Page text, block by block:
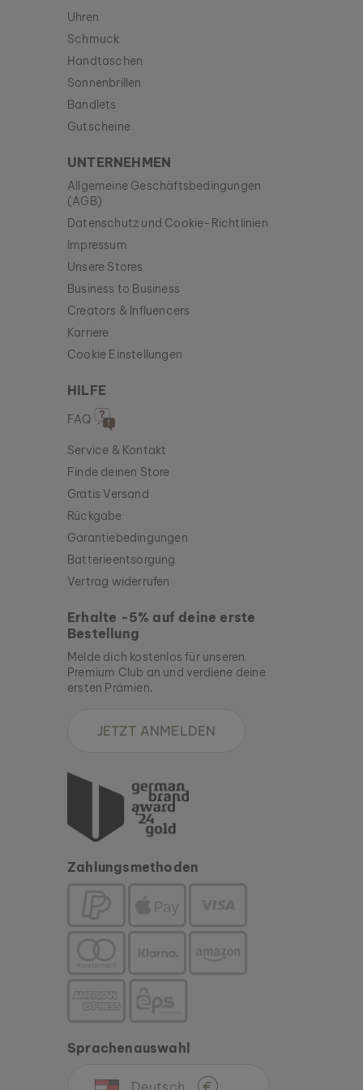
Uhren
Schmuck
Handtaschen
Sonnenbrillen
Bandlets
Gutscheine
UNTERNEHMEN
Allgemeine Geschäftsbedingungen
(AGB)
Datenschutz und Cookie-Richtlinien
Impressum
Unsere Stores
Business to Business
Creators & Influencers
Karriere
Cookie Einstellungen
HILFE
FAQ
Service & Kontakt
Finde deinen Store
Gratis Versand
Rückgabe
Garantiebedingungen
Batterieentsorgung
Vertrag widerrufen
Erhalte -5% auf deine erste
Bestellung
Melde dich kostenlos für unseren
Premium Club an und verdiene deine
ersten Prämien.
JETZT ANMELDEN
Zahlungsmethoden
Sprachenauswahl
Deutsch €